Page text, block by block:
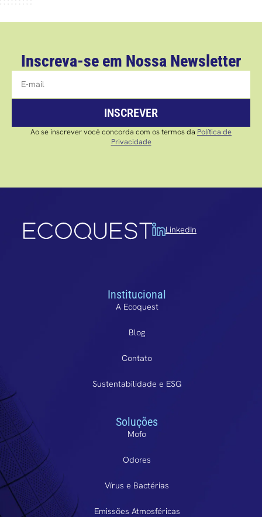
Inscreva-se em Nossa Newsletter
INSCREVER
Ao se inscrever você concorda com os termos da Política de
Privacidade
LinkedIn
Institucional
A Ecoquest
Blog
Contato
Sustentabilidade e ESG
Soluções
Mofo
Odores
Vírus e Bactérias
Emissões Atmosféricas